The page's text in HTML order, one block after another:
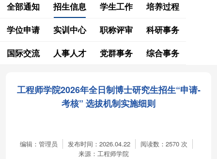
全部通知 招生信息 学生工作
培养过程
学位申请
实训中心 职称评审
科研事务
国际交流
人事人才 党群事务 综合事务
工程师学院2026年全日制博士研究生招生“申请-
考核” 选拔机制实施细则
编辑：管理员 发布时间：2026.04.22 阅读数： 2570 次
来源：工程师学院